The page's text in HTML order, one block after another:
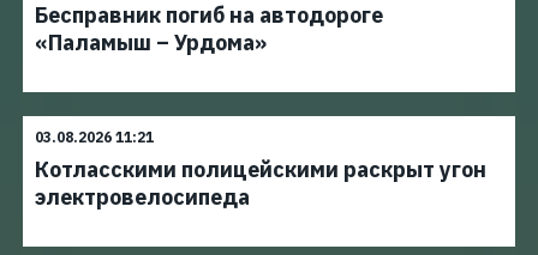
Бесправник погиб на автодороге
«Паламыш – Урдома»
03.08.2026 11:21
Котласскими полицейскими раскрыт угон
электровелосипеда